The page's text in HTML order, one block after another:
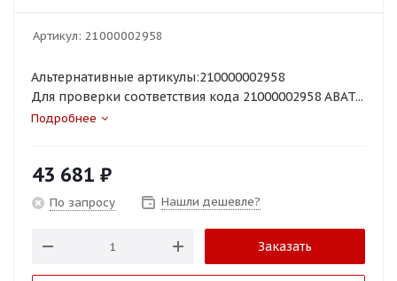
Артикул: 21000002958
Альтернативные артикулы:210000002958
Для проверки соответствия кода 21000002958 ABAT...
Подробнее
43 681 ₽
По запросу Нашли дешевле?
Заказать